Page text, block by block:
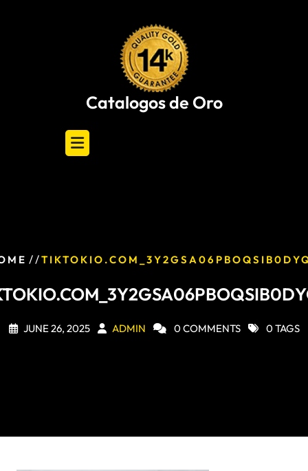
Catalogos de Oro
/ /
JUNE 26, 2025 ADMIN 0 COMMENTS 0 TAGS